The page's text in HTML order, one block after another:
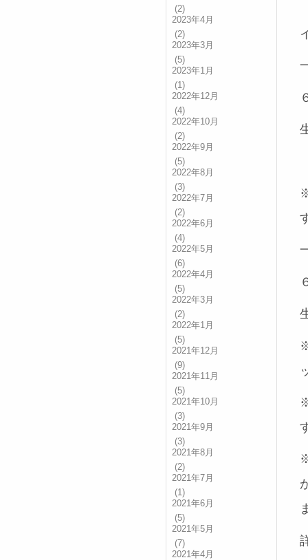
(2)
2023年4月
(2)
2023年3月
(5)
2023年1月
(1)
2022年12月
(4)
2022年10月
(2)
2022年9月
(5)
2022年8月
(3)
2022年7月
(2)
2022年6月
(4)
2022年5月
(6)
2022年4月
(5)
2022年3月
(2)
2022年1月
(5)
2021年12月
(9)
2021年11月
(5)
2021年10月
(3)
2021年9月
(3)
2021年8月
(2)
2021年7月
(1)
2021年6月
(5)
2021年5月
(7)
2021年4月